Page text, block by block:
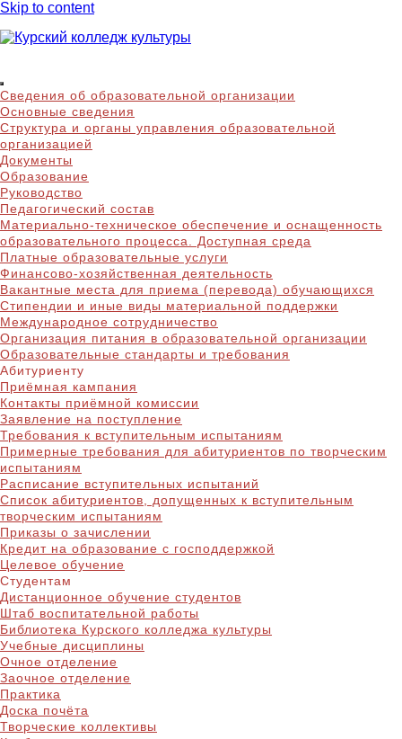
Skip to content
Курский колледж
культуры
Сведения об образовательной организации
Основные сведения
Структура и органы управления образовательной
организацией
Документы
Образование
Руководство
Педагогический состав
Материально-техническое обеспечение и оснащенность
образовательного процесса. Доступная среда
Платные образовательные услуги
Финансово-хозяйственная деятельность
Вакантные места для приема (перевода) обучающихся
Стипендии и иные виды материальной поддержки
Международное сотрудничество
Организация питания в образовательной организации
Образовательные стандарты и требования
Абитуриенту
Приёмная кампания
Контакты приёмной комиссии
Заявление на поступление
Требования к вступительным испытаниям
Примерные требования для абитуриентов по творческим
испытаниям
Расписание вступительных испытаний
Список абитуриентов, допущенных к вступительным
творческим испытаниям
Приказы о зачислении
Кредит на образование с господдержкой
Целевое обучение
Студентам
Дистанционное обучение студентов
Штаб воспитательной работы
Библиотека Курского колледжа культуры
Учебные дисциплины
Очное отделение
Заочное отделение
Практика
Доска почёта
Творческие коллективы